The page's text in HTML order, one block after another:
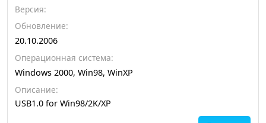
Версия:
Обновление:
20.10.2006
Операционная система:
Windows 2000, Win98, WinXP
Описание:
USB1.0 for Win98/2K/XP